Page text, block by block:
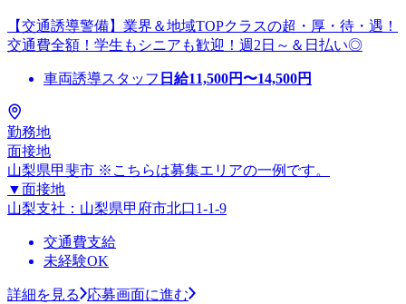
【交通誘導警備】業界＆地域TOPクラスの超・厚・待・遇！
交通費全額！学生もシニアも歓迎！週2日～＆日払い◎
車両誘導スタッフ 日給11,500円〜14,500円
勤務地
面接地
山梨県甲斐市 ※こちらは募集エリアの一例です。
▼面接地
山梨支社：山梨県甲府市北口1-1-9
交通費支給
未経験OK
詳細を見る
応募画面に進む